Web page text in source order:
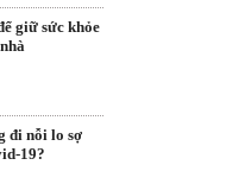
giữ sức khỏe
đi nỗi lo sợ
19?